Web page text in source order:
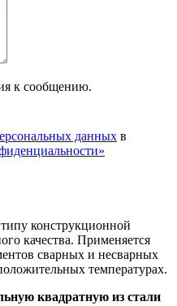
к сообщению.
данных в
конструкционной
качества. Применяется
сварных и несварных
температурах.
квадратную из стали